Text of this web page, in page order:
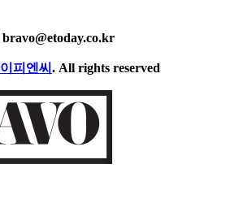
피엔씨 . All rights reserved